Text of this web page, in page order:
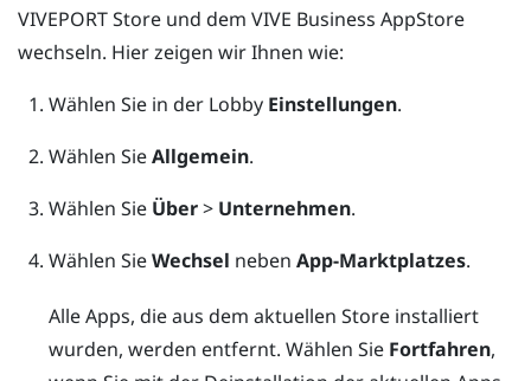
VIVEPORTStore und dem VIVE Business AppStore
wechseln. Hier zeigen wir Ihnen wie:
Wählen Sie in der Lobby Einstellungen.
Wählen SieAllgemein.
Wählen Sie Über> Unternehmen.
Wählen SieWechsel neben App-Marktplatzes.
Alle Apps, die aus dem aktuellen Store installiert
wurden, werden entfernt. Wählen Sie Fortfahren,